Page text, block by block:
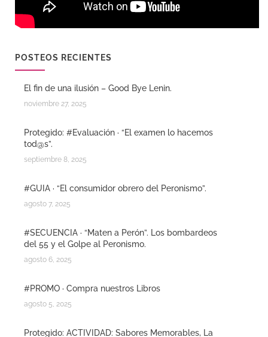
POSTEOS RECIENTES
El fin de una ilusión – Good Bye Lenin.
noviembre 27, 2025
Protegido: #Evaluación · “El examen lo hacemos
tod@s”.
septiembre 8, 2025
#GUIA · “El consumidor obrero del Peronismo”.
agosto 7, 2025
#SECUENCIA · “Maten a Perón”. Los bombardeos
del 55 y el Golpe al Peronismo.
agosto 6, 2025
#PROMO · Compra nuestros Libros
agosto 5, 2025
Protegido: ACTIVIDAD: Sabores Memorables, La